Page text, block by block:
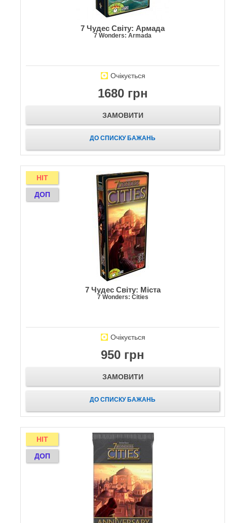
7 Чудес Світу: Армада
7 Wonders: Armada
Очікується
1680 грн
ЗАМОВИТИ
ДО СПИСКУ БАЖАНЬ
HIT
ДОП
7 Чудес Світу: Міста
7 Wonders: Cities
Очікується
950 грн
ЗАМОВИТИ
ДО СПИСКУ БАЖАНЬ
HIT
ДОП